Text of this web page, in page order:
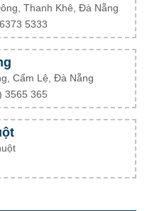
Thanh Khê, Đà Nẵng
5333
Cẩm Lệ, Đà Nẵng
3565 365